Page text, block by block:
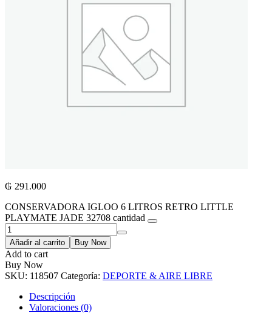
₲ 291.000
CONSERVADORA IGLOO 6 LITROS RETRO LITTLE
PLAYMATE JADE 32708 cantidad
Añadir al carrito Buy Now
Add to cart
Buy Now
SKU: 118507 Categoría: DEPORTE & AIRE LIBRE
Descripción
Valoraciones (0)